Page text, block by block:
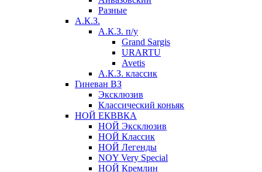
Разные
А.К.З.
А.К.З. п/у
Grand Sargis
URARTU
Avetis
А.К.З. классик
Гиневан ВЗ
Эксклюзив
Классический коньяк
НОЙ ЕКВВКА
НОЙ Эксклюзив
НОЙ Классик
НОЙ Легенды
NOY Very Speсial
НОЙ Кремлин